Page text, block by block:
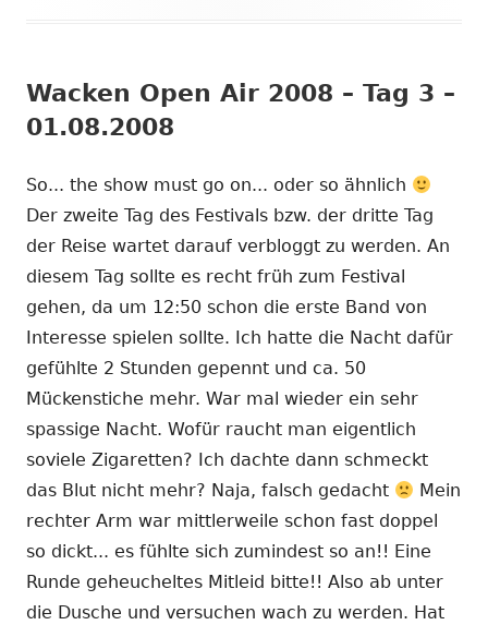
Wacken Open Air 2008 – Tag 3 –
01.08.2008
So... the show must go on... oder so ähnlich
Der zweite Tag des Festivals bzw. der dritte Tag
der Reise wartet darauf verbloggt zu werden. An
diesem Tag sollte es recht früh zum Festival
gehen, da um 12:50 schon die erste Band von
Interesse spielen sollte. Ich hatte die Nacht dafür
gefühlte 2 Stunden gepennt und ca. 50
Mückenstiche mehr. War mal wieder ein sehr
spassige Nacht. Wofür raucht man eigentlich
soviele Zigaretten? Ich dachte dann schmeckt
das Blut nicht mehr? Naja, falsch gedacht
Mein
rechter Arm war mittlerweile schon fast doppel
so dickt... es fühlte sich zumindest so an!! Eine
Runde geheucheltes Mitleid bitte!! Also ab unter
die Dusche und versuchen wach zu werden. Hat